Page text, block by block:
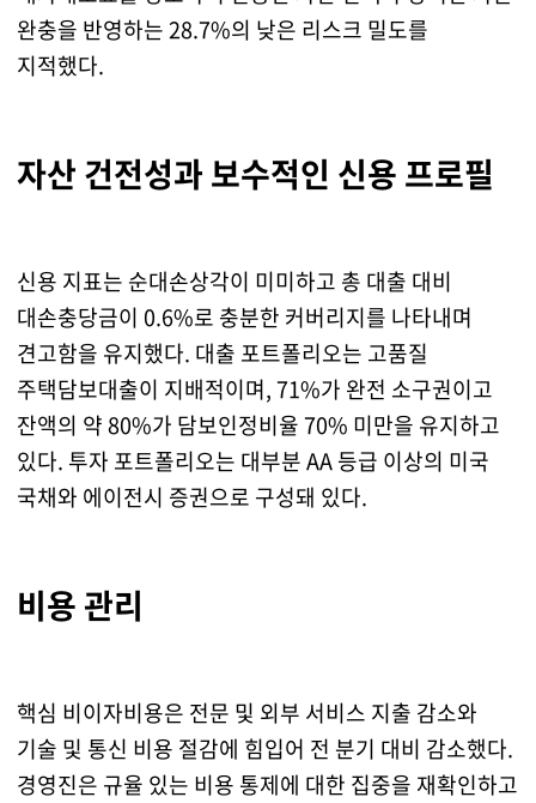
완충을 반영하는 28.7%의 낮은 리스크 밀도를
지적했다.
자산 건전성과 보수적인 신용 프로필
신용 지표는 순대손상각이 미미하고 총 대출 대비
대손충당금이 0.6%로 충분한 커버리지를 나타내며
견고함을 유지했다. 대출 포트폴리오는 고품질
주택담보대출이 지배적이며, 71%가 완전 소구권이고
잔액의 약 80%가 담보인정비율 70% 미만을 유지하고
있다. 투자 포트폴리오는 대부분 AA 등급 이상의 미국
국채와 에이전시 증권으로 구성돼 있다.
비용 관리
핵심 비이자비용은 전문 및 외부 서비스 지출 감소와
기술 및 통신 비용 절감에 힘입어 전 분기 대비 감소했다.
경영진은 규율 있는 비용 통제에 대한 집중을 재확인하고